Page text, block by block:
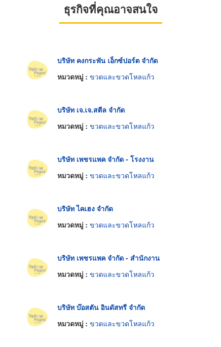
ธุรกิจที่คุณอาจสนใจ
บริษัท คงกระพัน เอ็กซ์ปอร์ต จำกัด
หมวดหมู่ : ขวดและขวดโหลแก้ว
บริษัท เจ.เจ.สตีล จำกัด
หมวดหมู่ : ขวดและขวดโหลแก้ว
บริษัท เพชรแพค จำกัด - โรงงาน
หมวดหมู่ : ขวดและขวดโหลแก้ว
บริษัท ไคเฮง จำกัด
หมวดหมู่ : ขวดและขวดโหลแก้ว
บริษัท เพชรแพค จำกัด - สำนักงาน
หมวดหมู่ : ขวดและขวดโหลแก้ว
บริษัท บ๊อสตัน อินดัสทรี จำกัด
หมวดหมู่ : ขวดและขวดโหลแก้ว